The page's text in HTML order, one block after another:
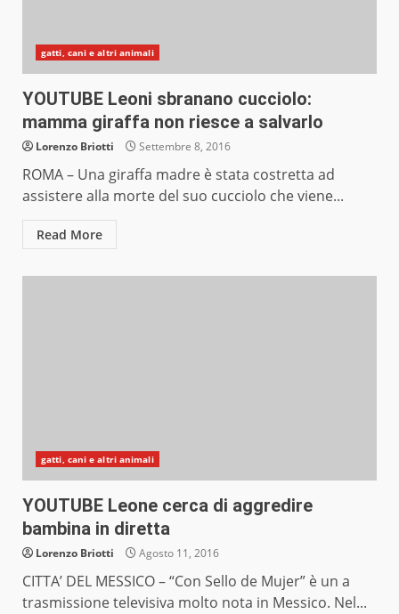
gatti, cani e altri animali
YOUTUBE Leoni sbranano cucciolo:
mamma giraffa non riesce a salvarlo
Lorenzo Briotti Settembre 8, 2016
ROMA – Una giraffa madre è stata costretta ad
assistere alla morte del suo cucciolo che viene...
Read More
gatti, cani e altri animali
YOUTUBE Leone cerca di aggredire
bambina in diretta
Lorenzo Briotti Agosto 11, 2016
CITTA’ DEL MESSICO – “Con Sello de Mujer” è un a
trasmissione televisiva molto nota in Messico. Nel...